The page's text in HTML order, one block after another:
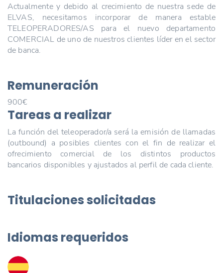
Actualmente y debido al crecimiento de nuestra sede de
ELVAS, necesitamos incorporar de manera estable
TELEOPERADORES/AS para el nuevo departamento
COMERCIAL de uno de nuestros clientes líder en el sector
de banca.
Remuneración
900€
Tareas a realizar
La función del teleoperador/a será la emisión de llamadas
(outbound) a posibles clientes con el fin de realizar el
ofrecimiento comercial de los distintos productos
bancarios disponibles y ajustados al perfil de cada cliente.
Titulaciones solicitadas
Idiomas requeridos